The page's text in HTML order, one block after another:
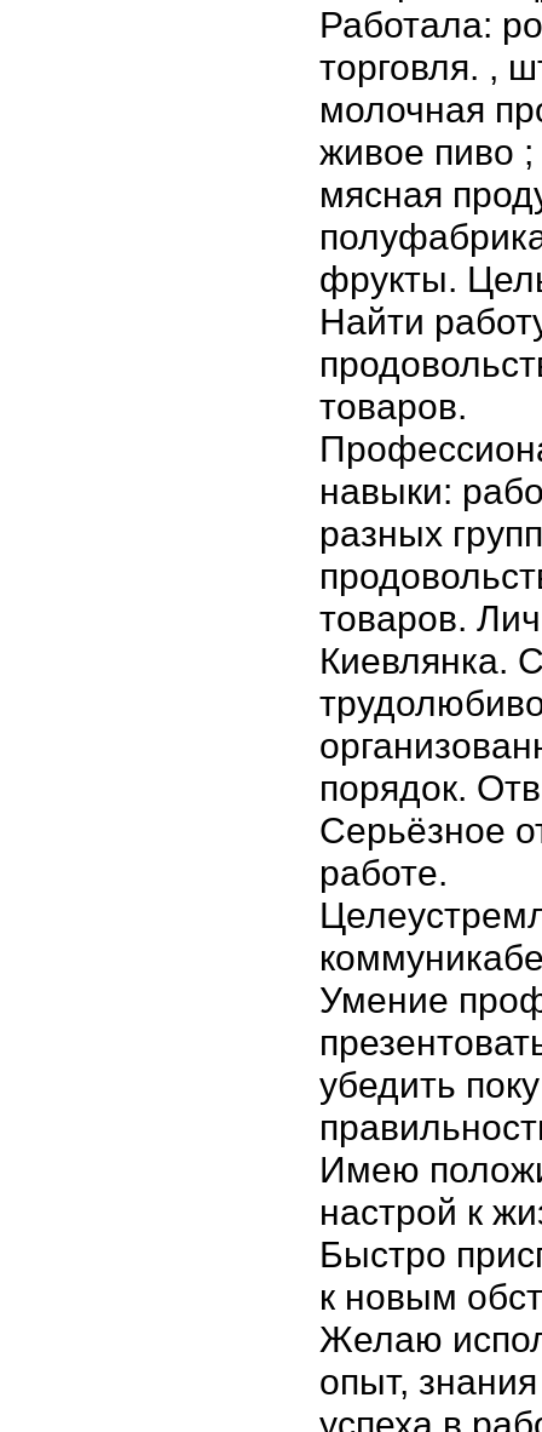
Работала:
торговля. ,
молочная
живое пиво ;
мясная
фрукты.
Найти
товаров.
навыки:
разных групп
товаров.
Киевлянка.
порядок.
Серьёзное
работе.
Умение
убедить
Имею
настрой к
Быстро
к новым
Желаю
опыт,
успеха в